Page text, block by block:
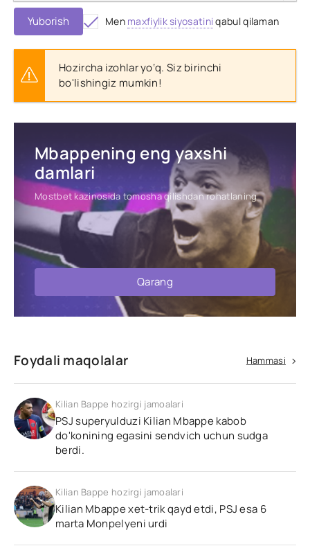
Yuborish Men maxfiylik siyosatiniqabul qilaman
Hozircha izohlar yo‘q. Siz birinchi
bo'lishingiz mumkin!
Mbappening eng yaxshi
damlari
Mostbet kazinosida tomosha qilishdan rohatlaning
Qarang
Foydali maqolalar Hammasi
Kilian Bappe hozirgi jamoalari
PSJ superyulduzi Kilian Mbappe kabob
do'konining egasini sendvich uchun sudga
berdi.
Kilian Bappe hozirgi jamoalari
Kilian Mbappe xet-trik qayd etdi, PSJ esa 6
marta Monpelyeni urdi